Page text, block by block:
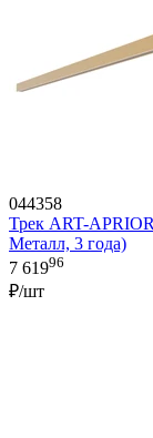
044358
Трек ART-
Металл, 3 года)
7 61996
₽/шт